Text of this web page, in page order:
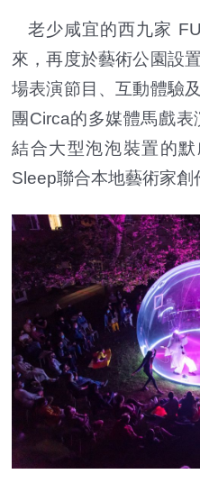
老少咸宜的西九家
來，再度於藝術公園設
場表演節目、互動體驗
團Circa的多媒體馬戲
結合大型泡泡裝置的
Sleep聯合本地藝術家創